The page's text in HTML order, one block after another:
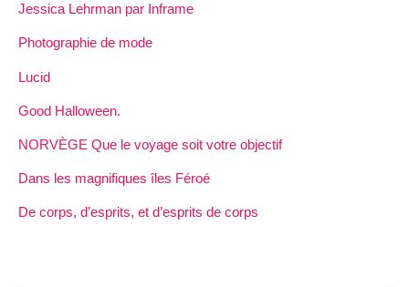
Jessica Lehrman par Inframe
Photographie de mode
Lucid
Good Halloween.
NORVÈGE Que le voyage soit votre objectif
Dans les magnifiques îles Féroé
De corps, d’esprits, et d’esprits de corps